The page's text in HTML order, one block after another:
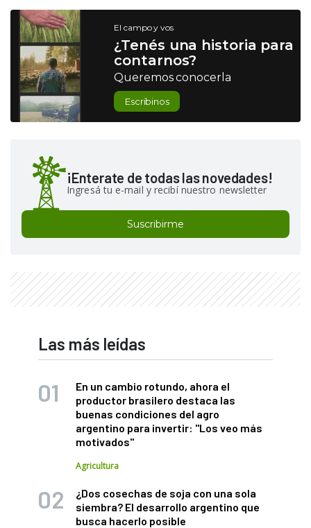
El campo y vos
¿Tenés una historia para
contarnos?
Queremos conocerla
Escribinos
¡Enterate de todas las novedades!
Ingresá tu e-mail y recibí nuestro newsletter
Suscribirme
Las más leídas
En un cambio rotundo, ahora el
productor brasilero destaca las
buenas condiciones del agro
argentino para invertir: "Los veo más
motivados"
Agricultura
¿Dos cosechas de soja con una sola
siembra? El desarrollo argentino que
busca hacerlo posible